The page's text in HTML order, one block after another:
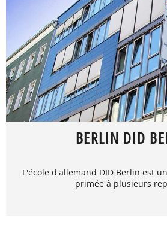
BERLIN DID
L'école d'allemand DID Berlin est
primée à plusieurs